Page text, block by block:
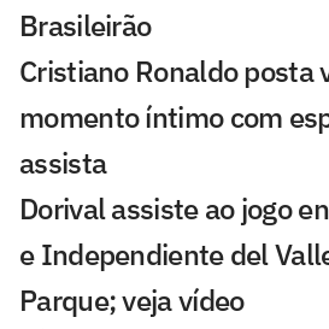
Brasileirão
Cristiano Ronaldo posta
momento íntimo com
assista
Dorival assiste ao jogo
e Independiente del
Parque; veja vídeo